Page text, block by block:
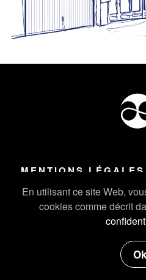
En utilisant ce site Web,
cookies comme décrit
Ok
MENTIONS LÉGALES